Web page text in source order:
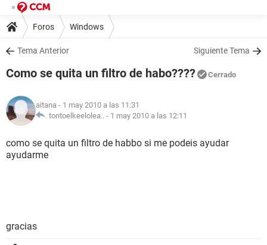
Foros Windows
Tema Anterior Siguiente Tema
Como se quita un filtro de habo???? Cerrado
aitana - 1 may 2010 a las 11:31
tontoelkeelolea.. - 1 may 2010 a las 12:11
como se quita un filtro de habbo si me podeis ayudar
ayudarme
gracias